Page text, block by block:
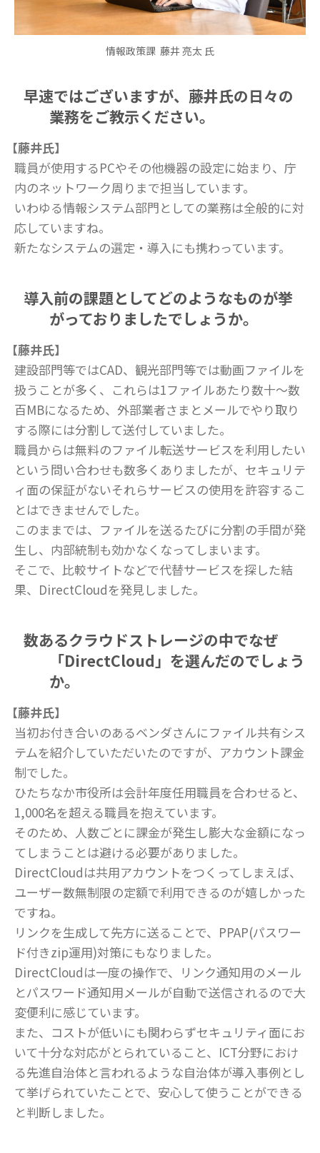
情報政策課 藤井 亮太 氏
早速ではございますが、藤井氏の日々の
業務をご教示ください。
【藤井氏】
職員が使用するPCやその他機器の設定に始まり、庁
内のネットワーク周りまで担当しています。
いわゆる情報システム部門としての業務は全般的に対
応していますね。
新たなシステムの選定・導入にも携わっています。
導入前の課題としてどのようなものが挙
がっておりましたでしょうか。
【藤井氏】
建設部門等ではCAD、観光部門等では動画ファイルを
扱うことが多く、これらは1ファイルあたり数十～数
百MBになるため、外部業者さまとメールでやり取り
する際には分割して送付していました。
職員からは無料のファイル転送サービスを利用したい
という問い合わせも数多くありましたが、セキュリテ
ィ面の保証がないそれらサービスの使用を許容するこ
とはできませんでした。
このままでは、ファイルを送るたびに分割の手間が発
生し、内部統制も効かなくなってしまいます。
そこで、比較サイトなどで代替サービスを探した結
果、DirectCloudを発見しました。
数あるクラウドストレージの中でなぜ
「DirectCloud」を選んだのでしょう
か。
【藤井氏】
当初お付き合いのあるベンダさんにファイル共有シス
テムを紹介していただいたのですが、アカウント課金
制でした。
ひたちなか市役所は会計年度任用職員を合わせると、
1,000名を超える職員を抱えています。
そのため、人数ごとに課金が発生し膨大な金額になっ
てしまうことは避ける必要がありました。
DirectCloudは共用アカウントをつくってしまえば、
ユーザー数無制限の定額で利用できるのが嬉しかった
ですね。
リンクを生成して先方に送ることで、PPAP(パスワー
ド付きzip運用)対策にもなりました。
DirectCloudは一度の操作で、リンク通知用のメール
とパスワード通知用メールが自動で送信されるので大
変便利に感じています。
また、コストが低いにも関わらずセキュリティ面にお
いて十分な対応がとられていること、ICT分野におけ
る先進自治体と言われるような自治体が導入事例とし
て挙げられていたことで、安心して使うことができる
と判断しました。